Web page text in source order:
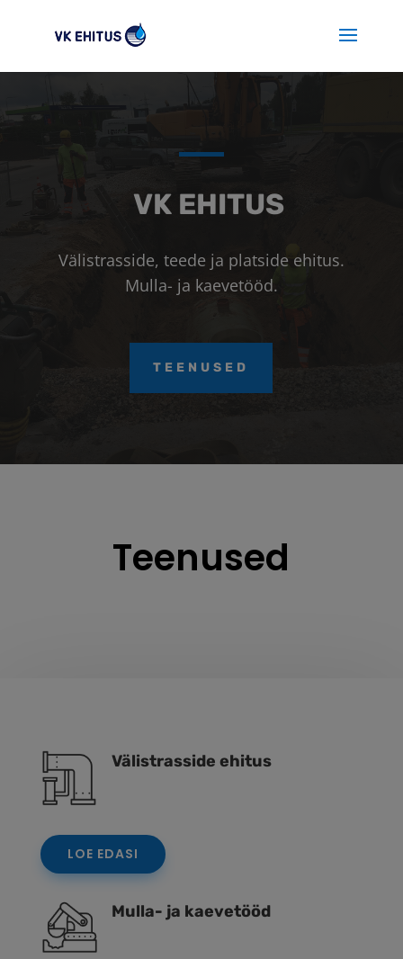
VK EHITUS
Välistrasside, teede ja platside ehitus.
Mulla- ja kaevetööd.
TEENUSED
Teenused
Välistrasside ehitus
LOE EDASI
Mulla- ja kaevetööd